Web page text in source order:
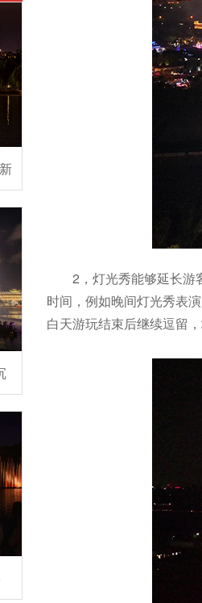
2，灯光秀能够延长游
时间，例如晚间灯光秀表
白天游玩结束后继续逗留